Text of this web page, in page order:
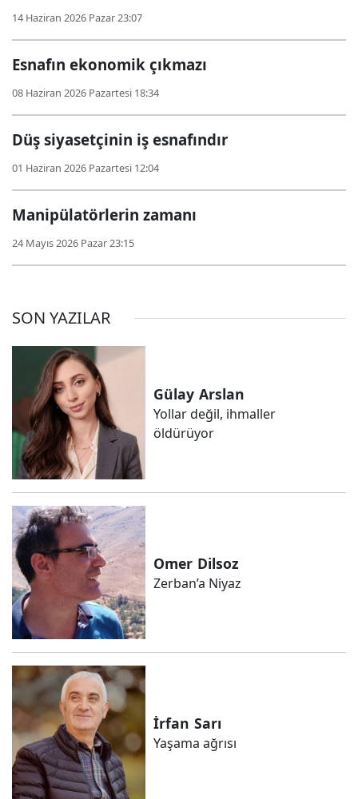
14 Haziran 2026 Pazar 23:07
Esnafın ekonomik çıkmazı
08 Haziran 2026 Pazartesi 18:34
Düş siyasetçinin iş esnafındır
01 Haziran 2026 Pazartesi 12:04
Manipülatörlerin zamanı
24 Mayıs 2026 Pazar 23:15
SON YAZILAR
Gülay Arslan
Yollar değil, ihmaller
öldürüyor
Omer Dilsoz
Zerban’a Niyaz
İrfan Sarı
Yaşama ağrısı